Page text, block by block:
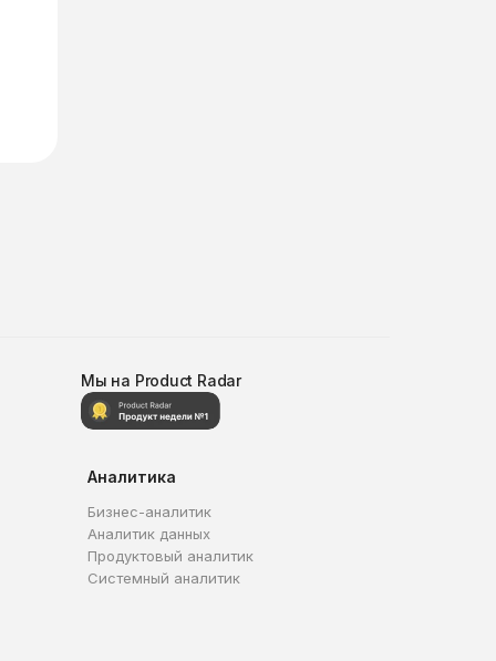
Мы на Product Radar
Аналитика
Бизнес-аналитик
Аналитик данных
Продуктовый аналитик
Системный аналитик